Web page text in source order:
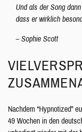
Und als der Song
dass er wirklich
– Sophie Scott
Nachdem “Hypnotized”
49 Wochen in den